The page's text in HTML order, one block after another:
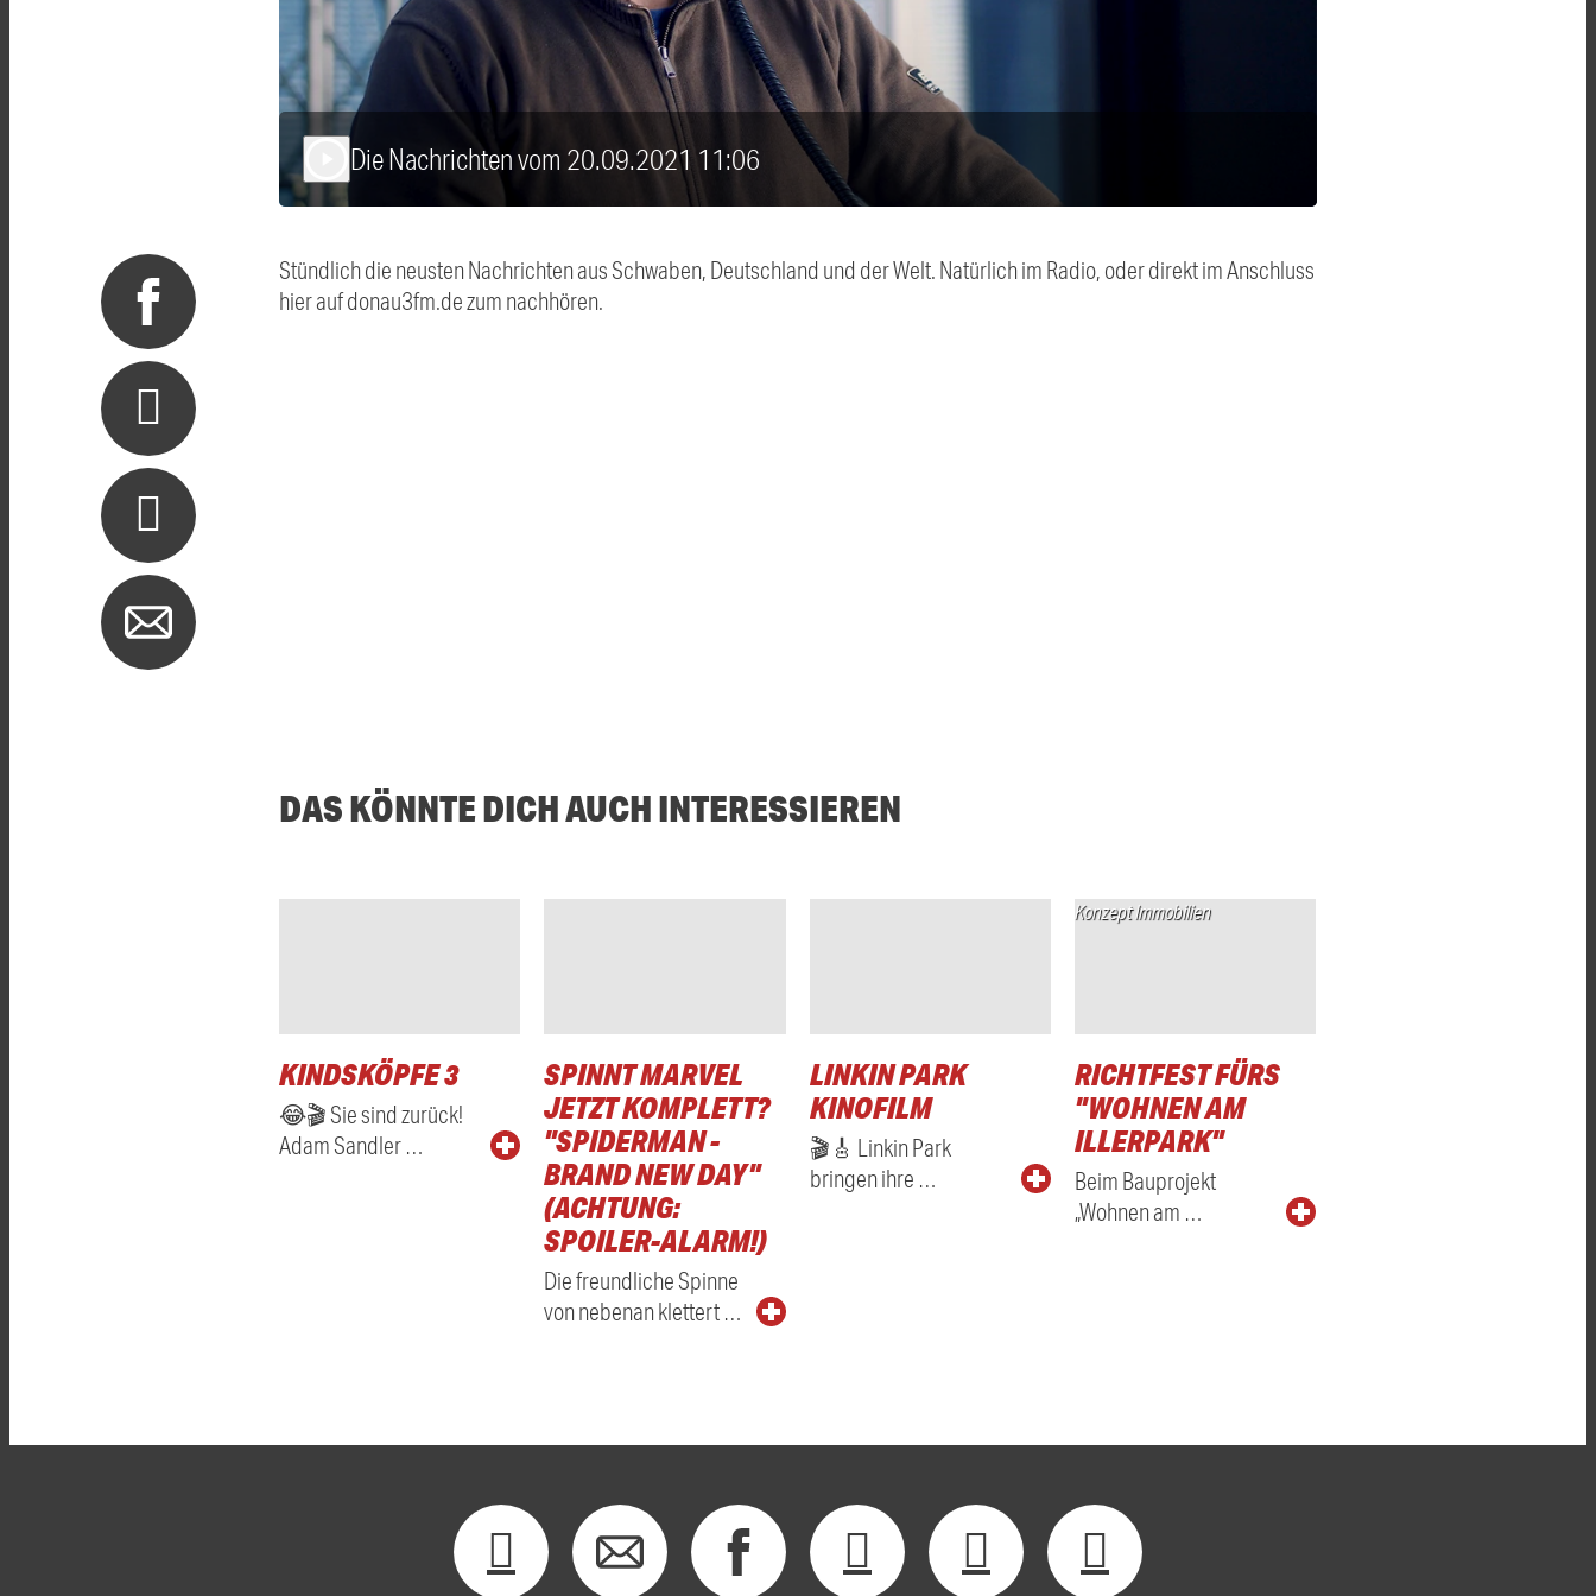
Die Nachrichten vom 20.09.2021 11:06
Stündlich die neusten Nachrichten aus Schwaben, Deutschland und der Welt. Natürlich im Radio, oder direkt im Anschluss
hier auf donau3fm.de zum nachhören.
DAS KÖNNTE DICH AUCH INTERESSIEREN
KINDSKÖPFE 3
😂🎬 Sie sind zurück!
Adam Sandler …
SPINNT MARVEL
JETZT KOMPLETT?
"SPIDERMAN -
BRAND NEW DAY"
(ACHTUNG:
SPOILER-ALARM!)
Die freundliche Spinne
von nebenan klettert …
LINKIN PARK
KINOFILM
🎬🎸 Linkin Park
bringen ihre …
Konzept Immobilien
RICHTFEST FÜRS
"WOHNEN AM
ILLERPARK"
Beim Bauprojekt
„Wohnen am …